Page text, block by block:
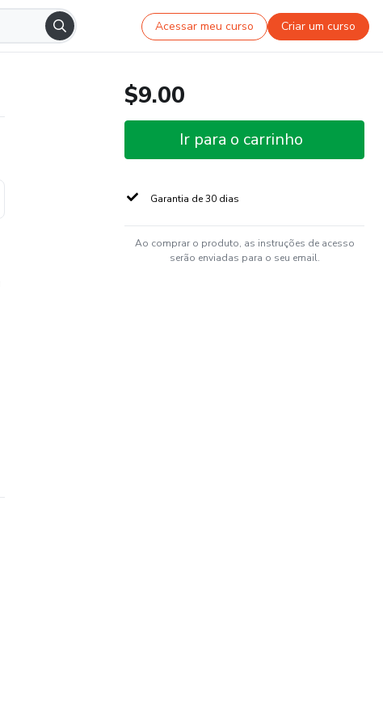
Acessar meu curso Criar um curso
$9.00
Ir para o carrinho
Garantia de 30 dias
Ao comprar o produto, as instruções de acesso
serão enviadas para o seu email.